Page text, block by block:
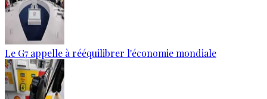
Le G7 appelle à rééquilibrer l'économie mondiale